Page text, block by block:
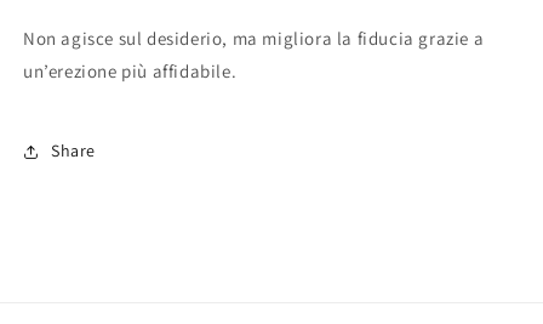
Non agisce sul desiderio, ma migliora la fiducia grazie a
un’erezione più affidabile.
Share